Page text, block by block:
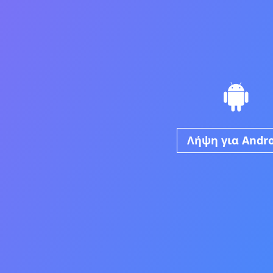
Λήψη για